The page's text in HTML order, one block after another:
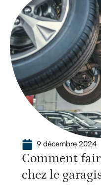
9 décembre 2024
Comment
chez le